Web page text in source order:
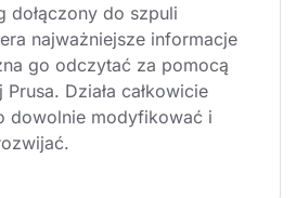
dołączony do szpuli
najważniejsze informacje
go odczytać za pomocą
Działa całkowicie
dowolnie modyfikować i